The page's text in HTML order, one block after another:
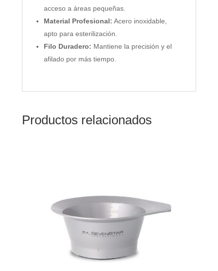
acceso a áreas pequeñas.
Material Profesional: Acero inoxidable,
apto para esterilización.
Filo Duradero: Mantiene la precisión y el
afilado por más tiempo.
Productos relacionados